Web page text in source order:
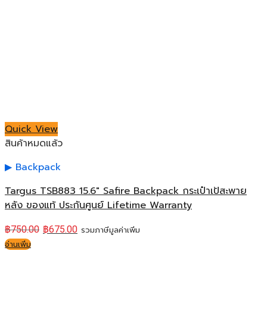
Quick View
สินค้าหมดแล้ว
Backpack
Targus TSB883 15.6″ Safire Backpack กระเป๋าเป้สะพาย
หลัง ของแท้ ประกันศูนย์ Lifetime Warranty
฿750.00 ฿675.00 รวมภาษีมูลค่าเพิ่ม
อ่านเพิ่ม